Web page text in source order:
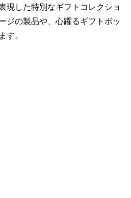
現した特別なギフトコレクショ
ジの製品や、心躍るギフトボッ
。